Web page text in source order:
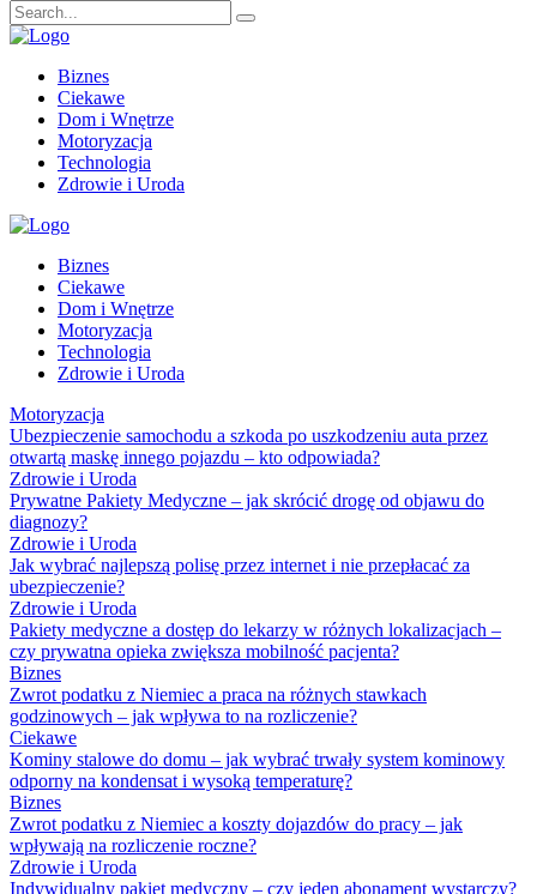
Biznes
Ciekawe
Dom i Wnętrze
Motoryzacja
Technologia
Zdrowie i Uroda
Biznes
Ciekawe
Dom i Wnętrze
Motoryzacja
Technologia
Zdrowie i Uroda
Motoryzacja
Ubezpieczenie samochodu a szkoda po uszkodzeniu auta przez
otwartą maskę innego pojazdu – kto odpowiada?
Zdrowie i Uroda
Prywatne Pakiety Medyczne – jak skrócić drogę od objawu do
diagnozy?
Zdrowie i Uroda
Jak wybrać najlepszą polisę przez internet i nie przepłacać za
ubezpieczenie?
Zdrowie i Uroda
Pakiety medyczne a dostęp do lekarzy w różnych lokalizacjach –
czy prywatna opieka zwiększa mobilność pacjenta?
Biznes
Zwrot podatku z Niemiec a praca na różnych stawkach
godzinowych – jak wpływa to na rozliczenie?
Ciekawe
Kominy stalowe do domu – jak wybrać trwały system kominowy
odporny na kondensat i wysoką temperaturę?
Biznes
Zwrot podatku z Niemiec a koszty dojazdów do pracy – jak
wpływają na rozliczenie roczne?
Zdrowie i Uroda
Indywidualny pakiet medyczny – czy jeden abonament wystarczy?